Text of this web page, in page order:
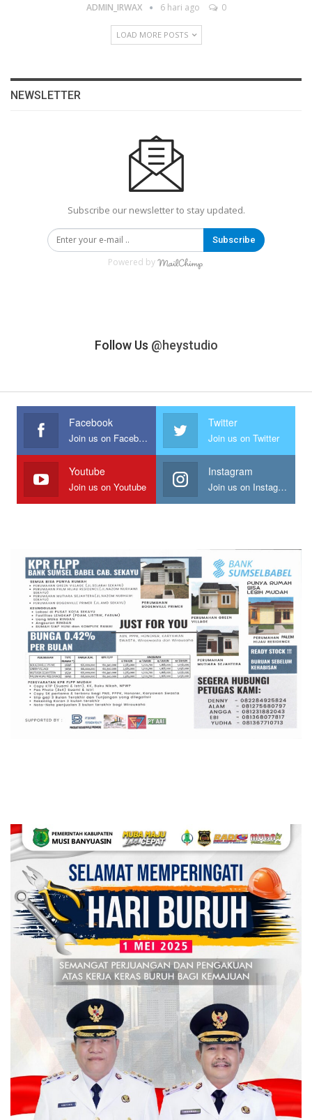
ADMIN_IRWAX 6 hari ago 0
LOAD MORE POSTS
NEWSLETTER
Subscribe our newsletter to stay updated.
Subscribe
Powered by
Follow Us @heystudio
Facebook
Join us on Facebook
Twitter
Join us on Twitter
Youtube
Join us on Youtube
Instagram
Join us on Instagram